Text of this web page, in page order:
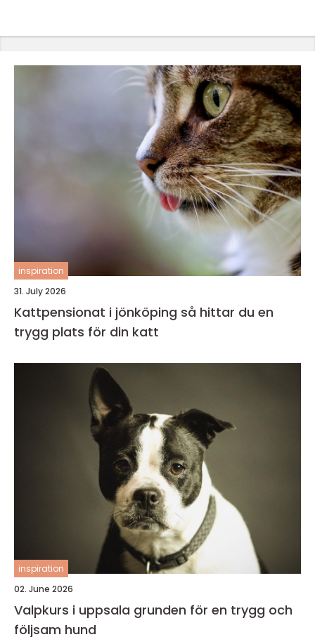
inspiration
31. July 2026
Kattpensionat i jönköping så hittar du en
trygg plats för din katt
inspiration
02. June 2026
Valpkurs i uppsala grunden för en trygg och
följsam hund